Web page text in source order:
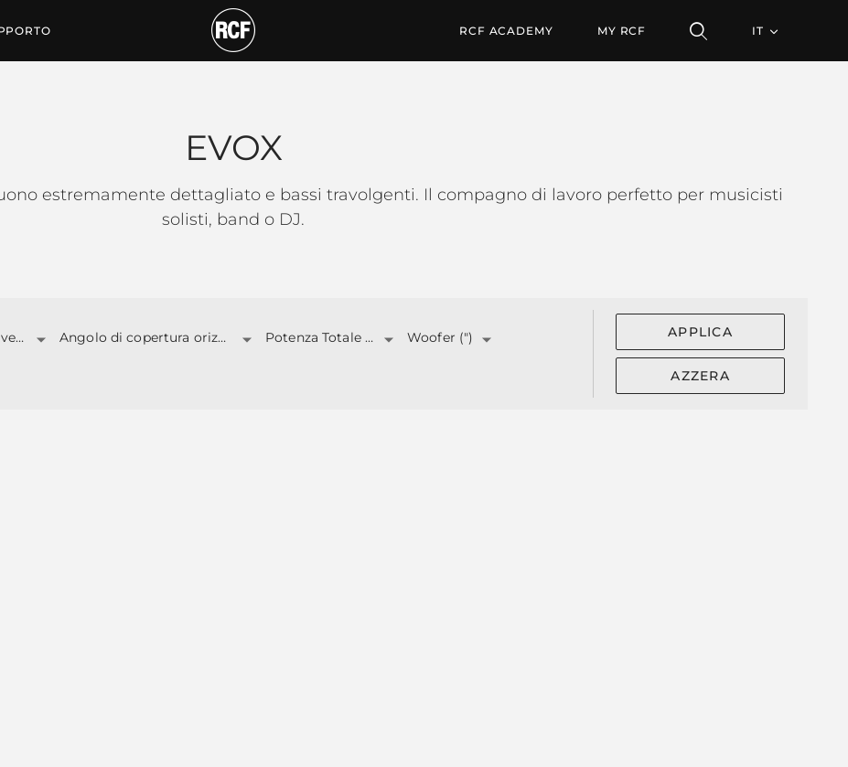
RCF ACADEMY MY RCF IT
EVOX
estremamente dettagliato e bassi travolgenti. Il compagno di lavoro perfetto per musicisti
solisti, band o DJ.
Angolo di copertura verticale Angolo di copertura orizzontale Potenza Totale (W) Woofer (") APPLICA
AZZERA